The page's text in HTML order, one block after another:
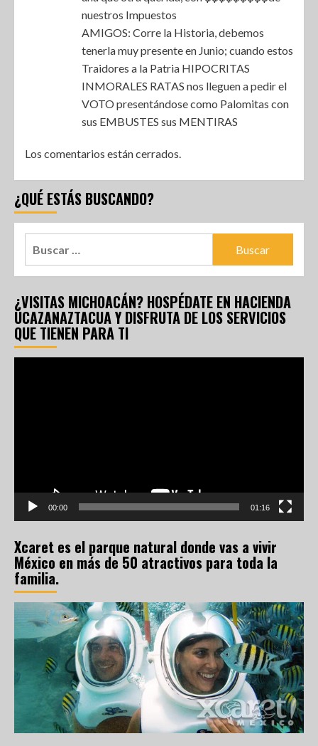
nuestros Impuestos
AMIGOS: Corre la Historia, debemos
tenerla muy presente en Junio; cuando estos
Traidores a la Patria HIPOCRITAS
INMORALES RATAS nos lleguen a pedir el
VOTO presentándose como Palomitas con
sus EMBUSTES sus MENTIRAS
Los comentarios están cerrados.
¿QUÉ ESTÁS BUSCANDO?
¿VISITAS MICHOACÁN? HOSPÉDATE EN HACIENDA
UCAZANAZTACUA Y DISFRUTA DE LOS SERVICIOS
QUE TIENEN PARA TI
00:00 01:16
Xcaret es el parque natural donde vas a vivir
México en más de 50 atractivos para toda la
familia.